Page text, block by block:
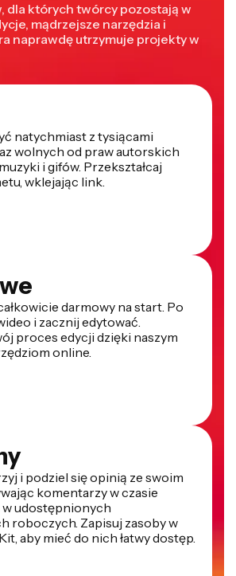
dla których twórcy pozostają w
mądrzejsze narzędzia i
naprawdę utrzymuje projekty w
natychmiast z tysiącami
wolnych od praw autorskich
i gifów. Przekształcaj
wklejając link.
darmowy na start. Po
i zacznij edytować.
proces edycji dzięki naszym
online.
i podziel się opinią ze swoim
komentarzy w czasie
udostępnionych
roboczych. Zapisuj zasoby w
aby mieć do nich łatwy dostęp.